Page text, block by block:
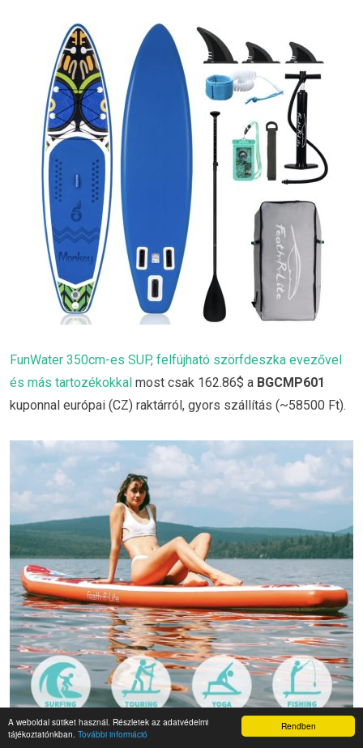
Rendben
A weboldal sütiket használ. Részletek az adatvédelmi
tájékoztatónkban. További információ
FunWater 350cm-es SUP, felfújható szörfdeszka evezővel
és más tartozékokkal most csak 162.86$ a BGCMP601
kuponnal európai (CZ) raktárról, gyors szállítás (~58500 Ft).